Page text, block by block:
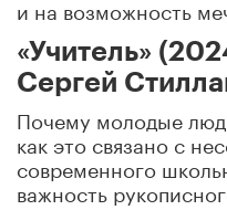
и на возможность
«Учитель»
Сергей
Почему молодые
как это связано с
современного
важность